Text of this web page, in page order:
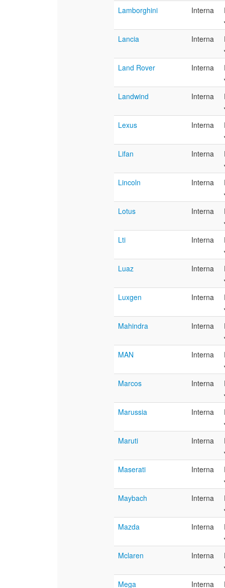
Lamborghini
Interna
Lancia
Interna
Land Rover
Interna
Landwind
Interna
Lexus
Interna
Lifan
Interna
Lincoln
Interna
Lotus
Interna
Lti
Interna
Luaz
Interna
Luxgen
Interna
Mahindra
Interna
MAN
Interna
Marcos
Interna
Marussia
Interna
Maruti
Interna
Maserati
Interna
Maybach
Interna
Mazda
Interna
Mclaren
Interna
Mega
Interna